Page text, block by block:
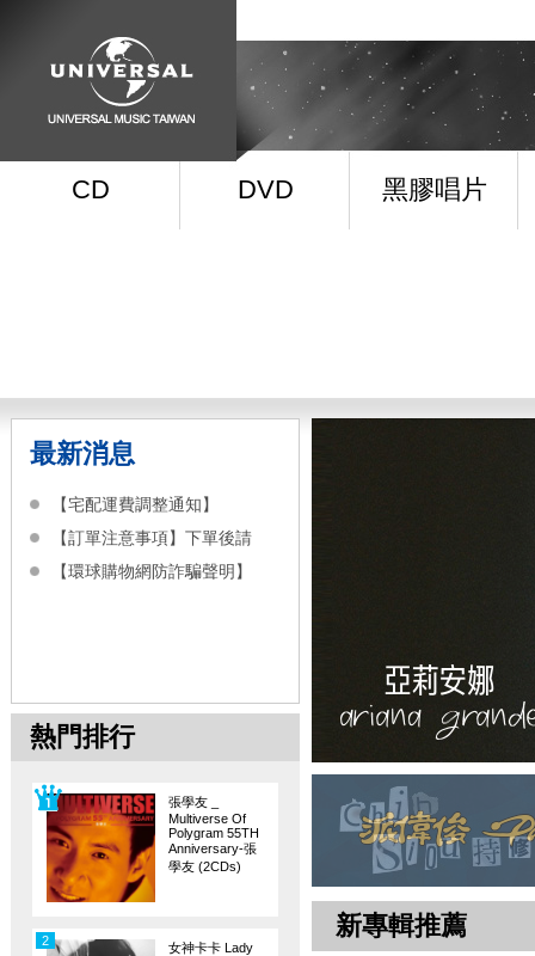
CD DVD 黑膠唱片
最新消息
【宅配運費調整通知】
【訂單注意事項】下單後請
【環球購物網防詐騙聲明】
熱門排行
張學友 _
Multiverse Of
Polygram 55TH
Anniversary-張
學友 (2CDs)
女神卡卡 Lady
2 新專輯推薦